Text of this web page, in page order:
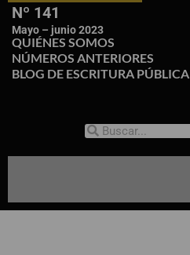
Nº 141
Mayo – junio 2023
QUIÉNES SOMOS
NÚMEROS ANTERIORES
BLOG DE ESCRITURA PÚBLICA